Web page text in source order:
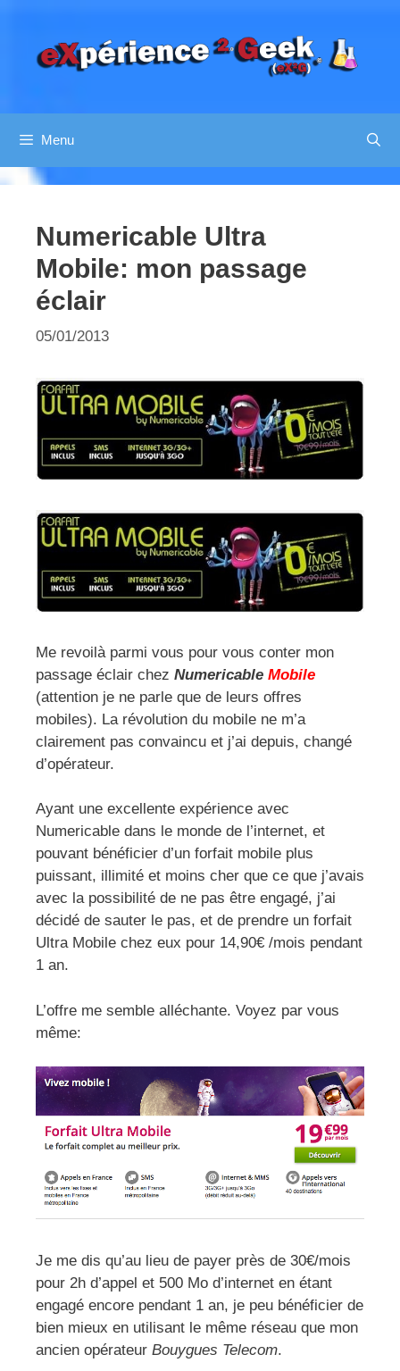
contenu
Menu
Numericable Ultra
Mobile: mon passage
éclair
05/01/2013
Me revoilà parmi vous pour vous conter mon
passage éclair chez Numericable Mobile
(attention je ne parle que de leurs offres
mobiles). La révolution du mobile ne m’a
clairement pas convaincu et j’ai depuis, changé
d’opérateur.
Ayant une excellente expérience avec
Numericable dans le monde de l’internet, et
pouvant bénéficier d’un forfait mobile plus
puissant, illimité et moins cher que ce que j’avais
avec la possibilité de ne pas être engagé, j’ai
décidé de sauter le pas, et de prendre un forfait
Ultra Mobile chez eux pour 14,90€ /mois pendant
1 an.
L’offre me semble alléchante. Voyez par vous
même:
Je me dis qu’au lieu de payer près de 30€/mois
pour 2h d’appel et 500 Mo d’internet en étant
engagé encore pendant 1 an, je peu bénéficier de
bien mieux en utilisant le même réseau que mon
ancien opérateur Bouygues Telecom.